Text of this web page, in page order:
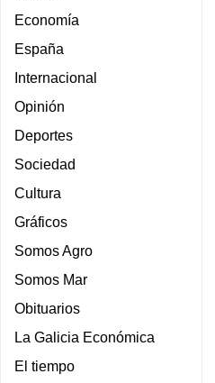
Economía
España
Internacional
Opinión
Deportes
Sociedad
Cultura
Gráficos
Somos Agro
Somos Mar
Obituarios
La Galicia Económica
El tiempo